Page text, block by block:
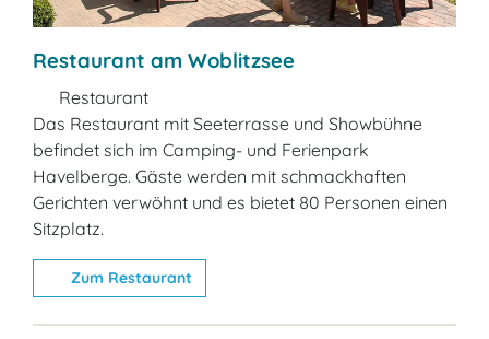
Restaurant am Woblitzsee
Restaurant
Das Restaurant mit Seeterrasse und Showbühne
befindet sich im Camping- und Ferienpark
Havelberge. Gäste werden mit schmackhaften
Gerichten verwöhnt und es bietet 80 Personen einen
Sitzplatz.
Zum Restaurant